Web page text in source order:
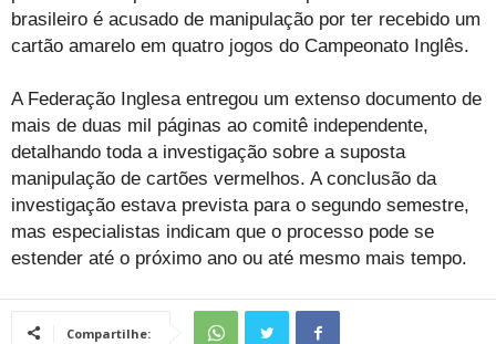
brasileiro é acusado de manipulação por ter recebido um
cartão amarelo em quatro jogos do Campeonato Inglês.
A Federação Inglesa entregou um extenso documento de
mais de duas mil páginas ao comitê independente,
detalhando toda a investigação sobre a suposta
manipulação de cartões vermelhos. A conclusão da
investigação estava prevista para o segundo semestre,
mas especialistas indicam que o processo pode se
estender até o próximo ano ou até mesmo mais tempo.
Compartilhe: